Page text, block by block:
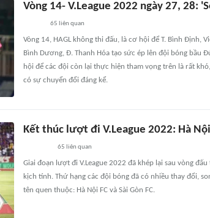
Vòng 14- V.League 2022 ngày 27, 28:
65 liên quan
Vòng 14, HAGL không thi đấu, là cơ hội để T. Bình Định,
Bình Dương, Đ. Thanh Hóa tạo sức ép lên đội bóng bầu
hội để các đội còn lại thực hiện tham vọng trên là rất
có sự chuyển đổi đáng kể.
Kết thúc lượt đi V.League 2022: Hà
65 liên quan
Giai đoạn lượt đi V.League 2022 đã khép lại sau vòng
kịch tính. Thứ hạng các đội bóng đã có nhiều thay đổi,
tên quen thuộc: Hà Nội FC và Sài Gòn FC.